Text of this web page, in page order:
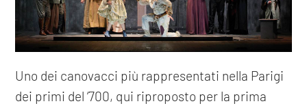
Uno dei canovacci più rappresentati nella Parigi
dei primi del ‘700, qui riproposto per la prima